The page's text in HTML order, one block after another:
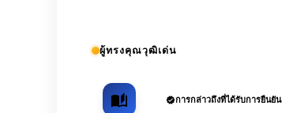
ผู้ทรงคุณวุฒิเด่น
การกล่าวถึงที่ได้รับการยืนยัน